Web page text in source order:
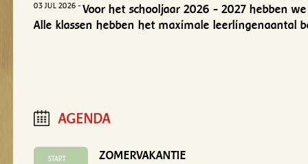
03 JUL 2026 -Voor het schooljaar 2026 - 2027 hebben
Alle klassen hebben het maximale leerlingenaantal
AGENDA
START
ZOMERVAKANTIE